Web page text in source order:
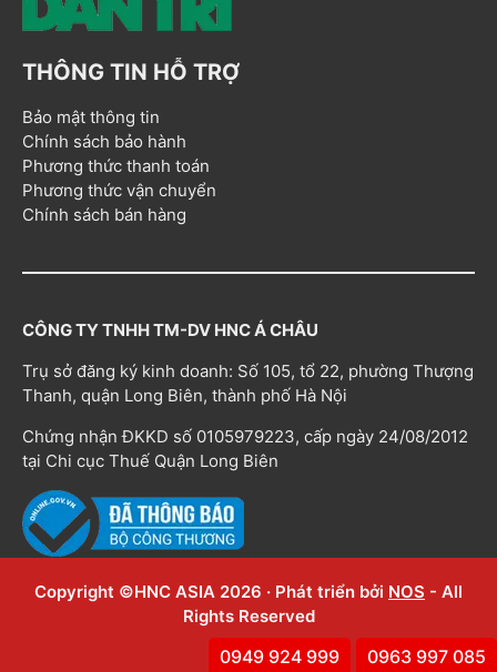
THÔNG TIN HỖ TRỢ
Bảo mật thông tin
Chính sách bảo hành
Phương thức thanh toán
Phương thức vận chuyển
Chính sách bán hàng
CÔNG TY TNHH TM-DV HNC Á CHÂU
Trụ sở đăng ký kinh doanh: Số 105, tổ 22, phường Thượng
Thanh, quận Long Biên, thành phố Hà Nội
Chứng nhận ĐKKD số 0105979223, cấp ngày 24/08/2012
tại Chi cục Thuế Quận Long Biên
0949 924 999 0963 997 085
Copyright ©HNC ASIA 2026 · Phát triển bởi NOS - All
Rights Reserved